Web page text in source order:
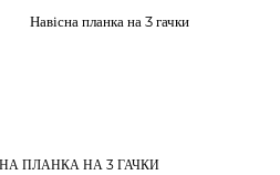
ПЛАНКА НА 3 ГАЧКИ